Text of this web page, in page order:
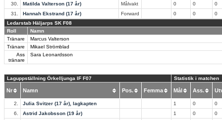
30.
Matilda Valterson (17 år) Målvakt 0 0
0
31.
Hannah Ekstrand (17 år) Forward 0 0
0
Ledarstab Häljarps SK F08
Roll
Namn
Tränare
Marcus Valterson
Tränare
Mikael Strömblad
Ass
tränare
Sara Leonardsson
Laguppställning Örkelljunga IF F07 Statistik i matchen
Nr Namn Pos. Femma Mål Ass.
2. Julia Svitzer (17 år), lagkapten 1 0
0
6.
Astrid Jakobsson (19 år) 1 0
0